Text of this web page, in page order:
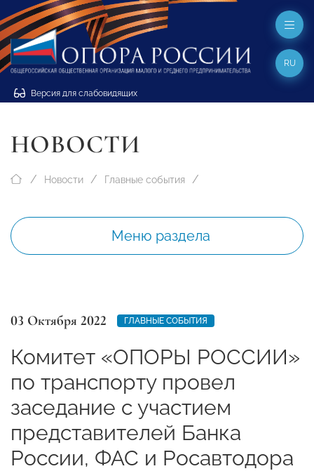
Версия для слабовидящих
RU
НОВОСТИ
Новости Главные события
Меню раздела
03 Октября 2022 ГЛАВНЫЕ СОБЫТИЯ
Комитет «ОПОРЫ РОССИИ»
по транспорту провел
заседание с участием
представителей Банка
России, ФАС и Росавтодора